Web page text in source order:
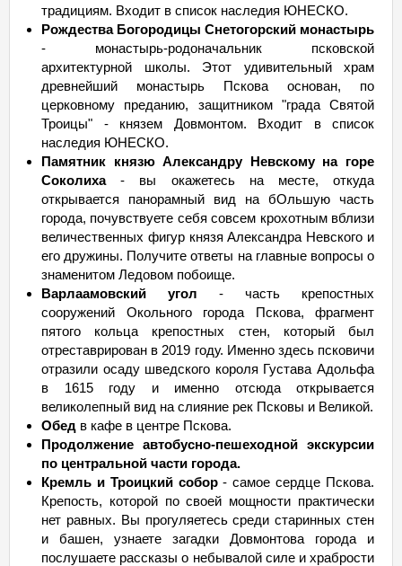
традициям. Входит в список наследия ЮНЕСКО.
Рождества Богородицы Снетогорский монастырь
- монастырь-родоначальник псковской
архитектурной школы. Этот удивительный храм
древнейший монастырь Пскова основан, по
церковному преданию, защитником "града Святой
Троицы" - князем Довмонтом. Входит в список
наследия ЮНЕСКО.
Памятник князю Александру Невскому на горе
Соколиха- вы окажетесь на месте, откуда
открывается панорамный вид на бОльшую часть
города, почувствуете себя совсем крохотным вблизи
величественных фигур князя Александра Невского и
его дружины. Получите ответы на главные вопросы о
знаменитом Ледовом побоище.
Варлаамовский угол - часть крепостных
сооружений Окольного города Пскова, фрагмент
пятого кольца крепостных стен, который был
отреставрирован в 2019 году. Именно здесь псковичи
отразили осаду шведского короля Густава Адольфа
в 1615 году и именно отсюда открывается
великолепный вид на слияние рек Псковы и Великой.
Обед в кафе в центре Пскова.
Продолжение автобусно-пешеходной экскурсии
по центральной части города.
Кремль и Троицкий собор- самое сердце Пскова.
Крепость, которой по своей мощности практически
нет равных. Вы прогуляетесь среди старинных стен
и башен, узнаете загадки Довмонтова города и
послушаете рассказы о небывалой силе и храбрости